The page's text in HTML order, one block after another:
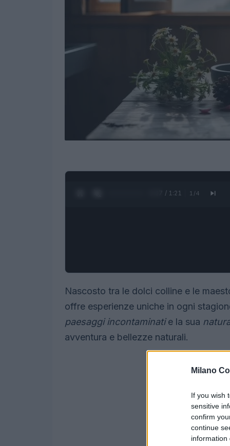
Milano
If you wish
sensitive
confirm
continue
information
0:28 / 1:21 1 /4
Nascosto tra le dolci colline e le
offre esperienze uniche in ogni
paesaggi incontaminatie la sua
avventura e bellezze naturali.